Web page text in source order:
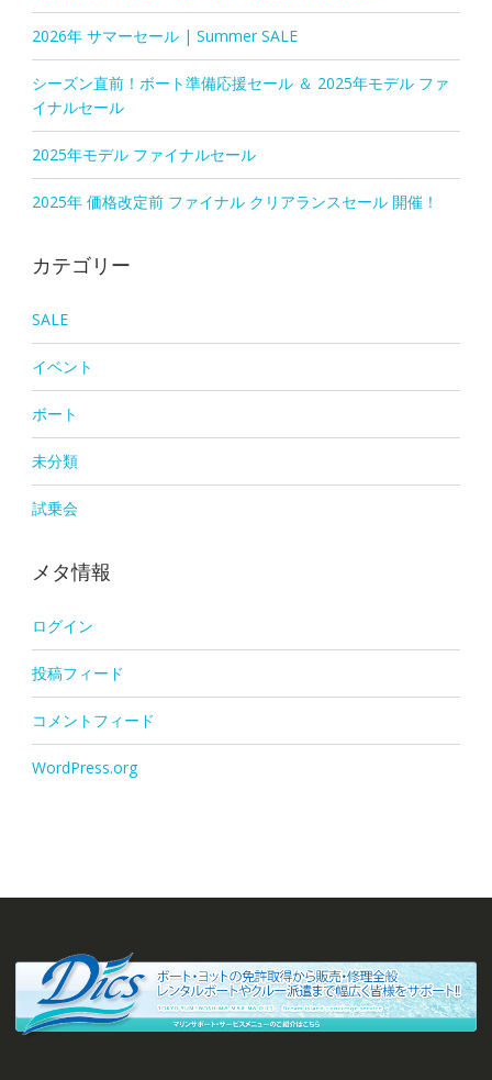
2026年 サマーセール | Summer SALE
シーズン直前！ボート準備応援セール ＆ 2025年モデル ファ
イナルセール
2025年モデル ファイナルセール
2025年 価格改定前 ファイナル クリアランスセール 開催！
カテゴリー
SALE
イベント
ボート
未分類
試乗会
メタ情報
ログイン
投稿フィード
コメントフィード
WordPress.org